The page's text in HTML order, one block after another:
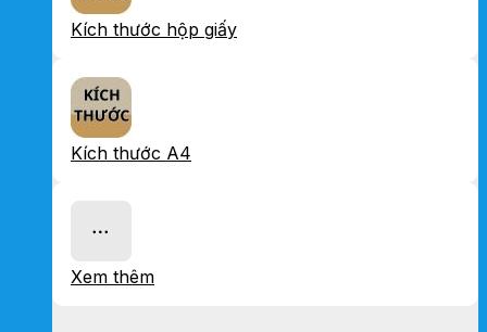
Kích thước hộp giấy
Kích thước A4
Xem thêm